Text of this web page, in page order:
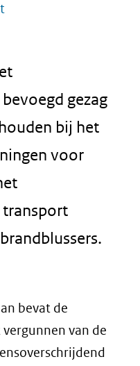
gezag
bij het
voor
transport
bevat de
van de